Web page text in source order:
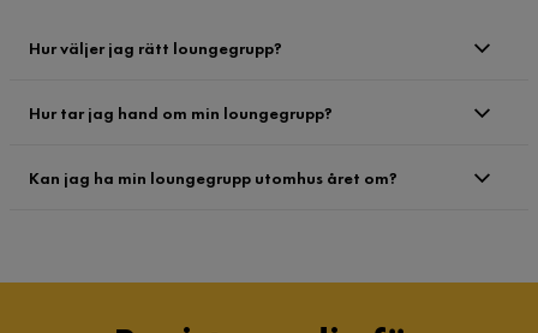
Hur väljer jag rätt loungegrupp?
Hur tar jag hand om min loungegrupp?
Kan jag ha min loungegrupp utomhus året om?